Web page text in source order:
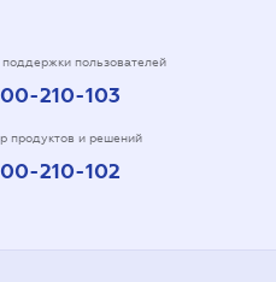
поддержки пользователей
210-103
продуктов и решений
210-102